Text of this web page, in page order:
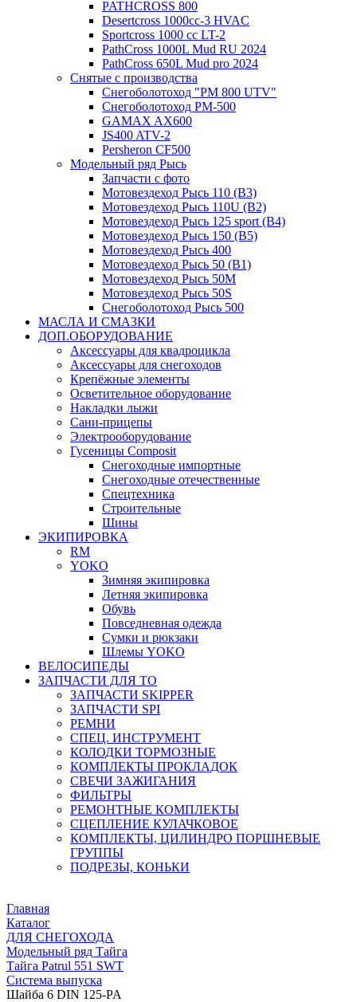
PATHCROSS 800
Desertcross 1000cc-3 HVAC
Sportcross 1000 cc LT-2
PathCross 1000L Mud RU 2024
PathCross 650L Mud pro 2024
Снятые с производства
Снегоболотоход "РМ 800 UTV"
Снегоболотоход РМ-500
GAMAX AX600
JS400 ATV-2
Persheron CF500
Модельный ряд Рысь
Запчасти с фото
Мотовездеход Рысь 110 (B3)
Мотовездеход Рысь 110U (B2)
Мотовездеход Рысь 125 sport (B4)
Мотовездеход Рысь 150 (B5)
Мотовездеход Рысь 400
Мотовездеход Рысь 50 (B1)
Мотовездеход Рысь 50M
Мотовездеход Рысь 50S
Снегоболотоход Рысь 500
МАСЛА И СМАЗКИ
ДОП.ОБОРУДОВАНИЕ
Аксессуары для квадроцикла
Аксессуары для снегоходов
Крепёжные элементы
Осветительное оборудование
Накладки лыжи
Сани-прицепы
Электрооборудование
Гусеницы Composit
Снегоходные импортные
Снегоходные отечественные
Спецтехника
Строительные
Шины
ЭКИПИРОВКА
RM
YOKO
Зимняя экипировка
Летняя экипировка
Обувь
Повседневная одежда
Сумки и рюкзаки
Шлемы YOKO
ВЕЛОСИПЕДЫ
ЗАПЧАСТИ ДЛЯ ТО
ЗАПЧАСТИ SKIPPER
ЗАПЧАСТИ SPI
РЕМНИ
СПЕЦ. ИНСТРУМЕНТ
КОЛОДКИ ТОРМОЗНЫЕ
КОМПЛЕКТЫ ПРОКЛАДОК
СВЕЧИ ЗАЖИГАНИЯ
ФИЛЬТРЫ
РЕМОНТНЫЕ КОМПЛЕКТЫ
СЦЕПЛЕНИЕ КУЛАЧКОВОЕ
КОМПЛЕКТЫ, ЦИЛИНДРО ПОРШНЕВЫЕ
ГРУППЫ
ПОДРЕЗЫ, КОНЬКИ
Главная
Каталог
ДЛЯ СНЕГОХОДА
Модельный ряд Тайга
Тайга Patrul 551 SWT
Система выпуска
Шайба 6 DIN 125-PA